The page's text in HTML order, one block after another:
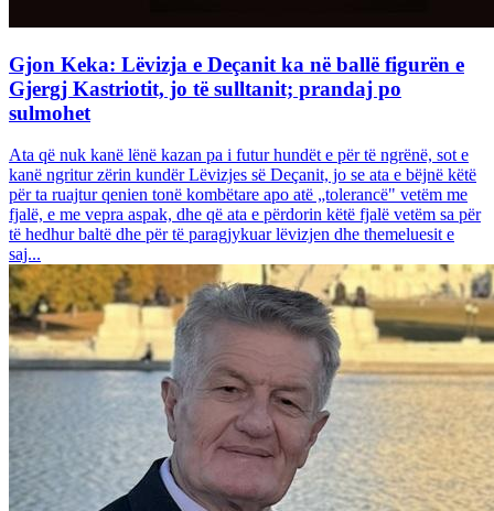
Gjon Keka: Lëvizja e Deçanit ka në ballë figurën e
Gjergj Kastriotit, jo të sulltanit; prandaj po
sulmohet
Ata që nuk kanë lënë kazan pa i futur hundët e për të ngrënë, sot e
kanë ngritur zërin kundër Lëvizjes së Deçanit, jo se ata e bëjnë këtë
për ta ruajtur qenien tonë kombëtare apo atë „tolerancë" vetëm me
fjalë, e me vepra aspak, dhe që ata e përdorin këtë fjalë vetëm sa për
të hedhur baltë dhe për të paragjykuar lëvizjen dhe themeluesit e
saj...